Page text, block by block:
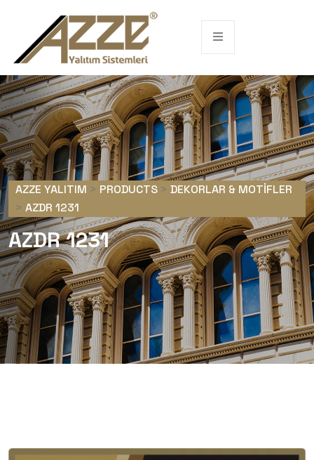
AZZE YALITIM > PRODUCTS > DEKORLAR & MOTIFLER
> AZDR 1231
AZDR 1231